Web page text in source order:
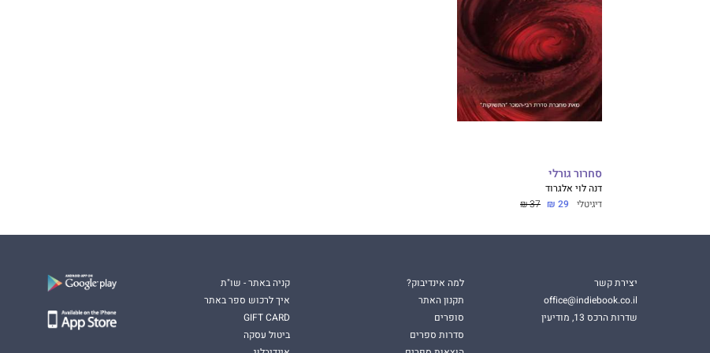
סחרור גורלי
דנה לוי אלגרוד
דיגיטלי 29 ₪
37 ₪
יצירת קשר
office@indiebook.co.il
שדרות הרכס 13, מודיעין
למה אינדיבוק?
תקנון האתר
סופרים
סדרות ספרים
קניה באתר - שו"ת
איך לרכוש ספר באתר
GIFT CARD
ביטול עסקה